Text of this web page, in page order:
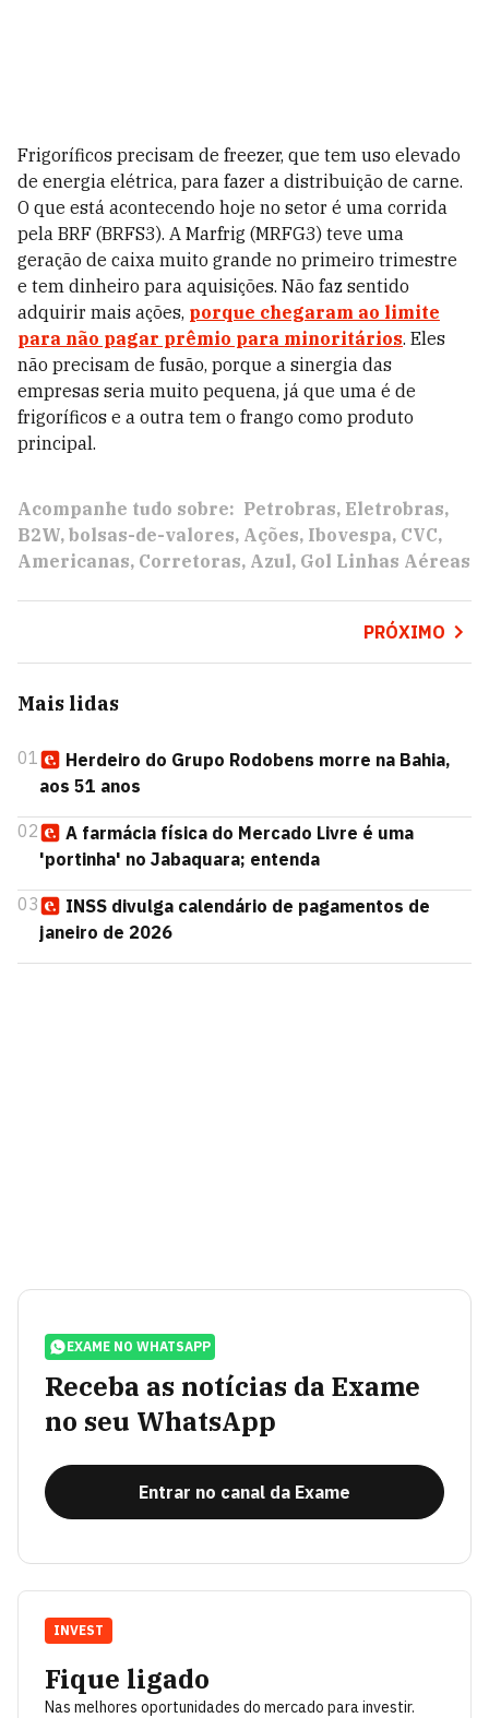
Frigoríficos precisam de freezer, que tem uso elevado
de energia elétrica, para fazer a distribuição de carne.
O que está acontecendo hoje no setor é uma corrida
pela BRF (BRFS3). A Marfrig (MRFG3) teve uma
geração de caixa muito grande no primeiro trimestre
e tem dinheiro para aquisições. Não faz sentido
adquirir mais ações, porque chegaram ao limite
para não pagar prêmio para minoritários. Eles
não precisam de fusão, porque a sinergia das
empresas seria muito pequena, já que uma é de
frigoríficos e a outra tem o frango como produto
principal.
Acompanhe tudo sobre: Petrobras Eletrobras
B2W bolsas-de-valores Ações Ibovespa CVC
Americanas Corretoras Azul Gol Linhas Aéreas
PRÓXIMO
Mais lidas
01
Herdeiro do Grupo Rodobens morre na Bahia,
aos 51 anos
02
A farmácia física do Mercado Livre é uma
'portinha' no Jabaquara; entenda
03
INSS divulga calendário de pagamentos de
janeiro de 2026
EXAME NO WHATSAPP
Receba as notícias da Exame
no seu WhatsApp
Entrar no canal da Exame
Fique ligado
Nas melhores oportunidades do mercado para investir.
INVEST